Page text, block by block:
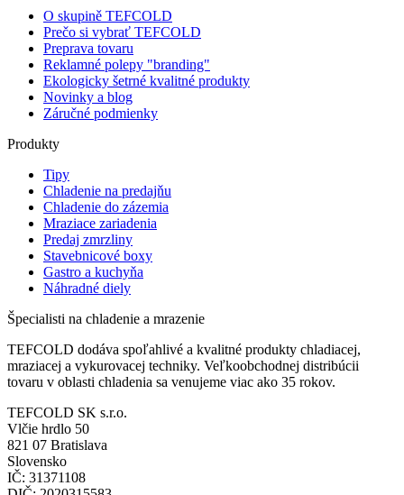
O skupině TEFCOLD
Prečo si vybrať TEFCOLD
Preprava tovaru
Reklamné polepy "branding"
Ekologicky šetrné kvalitné produkty
Novinky a blog
Záručné podmienky
Produkty
Tipy
Chladenie na predajňu
Chladenie do zázemia
Mraziace zariadenia
Predaj zmrzliny
Stavebnicové boxy
Gastro a kuchyňa
Náhradné diely
Špecialisti na chladenie a mrazenie
TEFCOLD dodáva spoľahlivé a kvalitné produkty chladiacej,
mraziacej a vykurovacej techniky. Veľkoobchodnej distribúcii
tovaru v oblasti chladenia sa venujeme viac ako 35 rokov.
TEFCOLD SK s.r.o.
Vlčie hrdlo 50
821 07 Bratislava
Slovensko
IČ: 31371108